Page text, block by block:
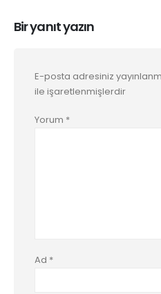
Bir yanıt yazın
E-posta adresiniz
ile işaretlenmişlerdir
Yorum *
Ad *